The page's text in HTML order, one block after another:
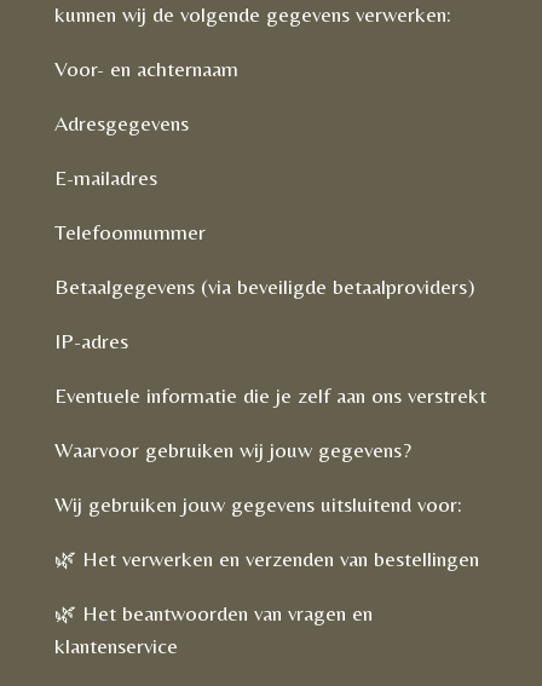
kunnen wij de volgende gegevens verwerken:
Voor- en achternaam
Adresgegevens
E-mailadres
Telefoonnummer
Betaalgegevens (via beveiligde betaalproviders)
IP-adres
Eventuele informatie die je zelf aan ons verstrekt
Waarvoor gebruiken wij jouw gegevens?
Wij gebruiken jouw gegevens uitsluitend voor:
🌿 Het verwerken en verzenden van bestellingen
🌿 Het beantwoorden van vragen en
klantenservice